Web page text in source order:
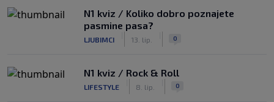
N1 kviz / Koliko dobro poznajete
pasmine pasa?
LJUBIMCI 13. lip. 0
N1 kviz / Rock & Roll
LIFESTYLE 8. lip. 0